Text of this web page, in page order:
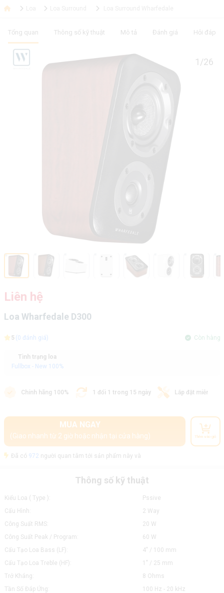
Tổng quan Thông số kỹ thuật Mô tả Đánh giá Hỏi đáp
1/26
Liên hệ
Loa Wharfedale D300
5 (0 đánh giá) Còn hàng
Tình trạng loa
Fullbox - New 100%
Chính hãng 100% 1 đổi 1 trong 15 ngày Lắp đặt miễn phí
MUA NGAY
(Giao nhanh từ 2 giờ hoặc nhận tại cửa hàng) Thêm vào giỏ
Đã có 972 người quan tâm tới sản phẩm này và
Thông số kỹ thuật
Kiểu Loa ( Type ):
Pssive
Cấu Hình:
2 Way
Công Suất RMS:
20 W
Công Suất Peak / Program:
60 W
Cấu Tạo Loa Bass (LF):
4" / 100 mm
Cấu Tạo Loa Treble (HF):
1" / 25 mm
Trở Kháng:
8 Ohms
Tần Số Đáp Ứng:
100 Hz - 20 kHz